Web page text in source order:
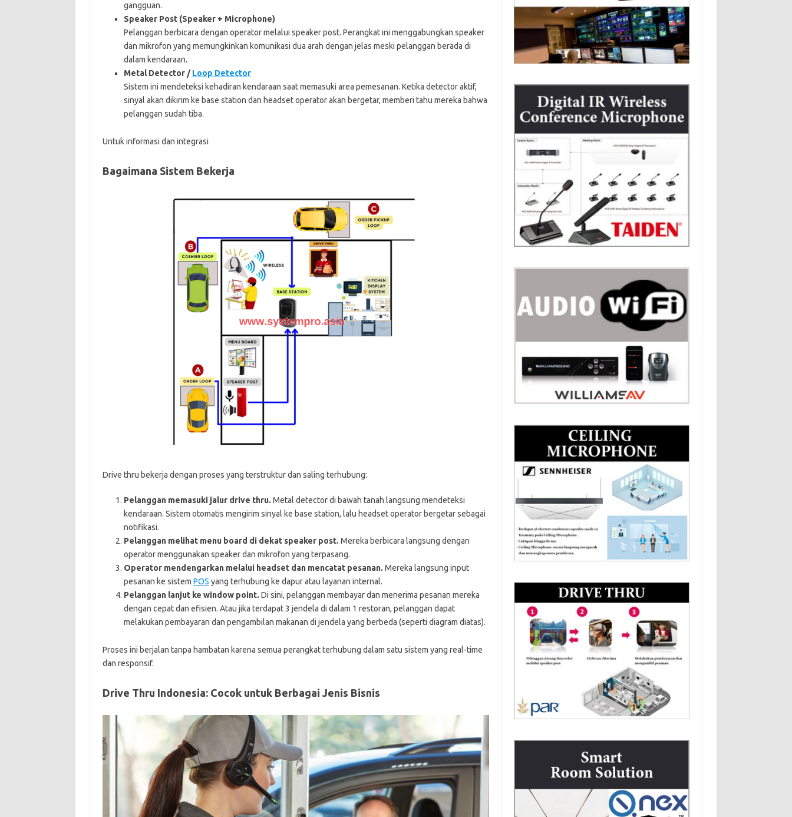
gangguan.
Speaker Post (Speaker + Microphone)
Pelanggan berbicara dengan operator melalui speaker post. Perangkat ini menggabungkan speaker
dan mikrofon yang memungkinkan komunikasi dua arah dengan jelas meski pelanggan berada di
dalam kendaraan.
Metal Detector /Loop Detector
Sistem ini mendeteksi kehadiran kendaraan saat memasuki area pemesanan. Ketika detector aktif,
sinyal akan dikirim ke base station dan headset operator akan bergetar, memberi tahu mereka bahwa
pelanggan sudah tiba.
Untuk informasi dan integrasi
Bagaimana Sistem Bekerja
Drive thru bekerja dengan proses yang terstruktur dan saling terhubung:
Pelanggan memasuki jalur drive thru. Metal detector di bawah tanah langsung mendeteksi
kendaraan. Sistem otomatis mengirim sinyal ke base station, lalu headset operator bergetar sebagai
notifikasi.
Pelanggan melihat menu board di dekat speaker post. Mereka berbicara langsung dengan
operator menggunakan speaker dan mikrofon yang terpasang.
Operator mendengarkan melalui headset dan mencatat pesanan. Mereka langsung input
pesanan ke sistem POS yang terhubung ke dapur atau layanan internal.
Pelanggan lanjut ke window point. Di sini, pelanggan membayar dan menerima pesanan mereka
dengan cepat dan efisien. Atau jika terdapat 3 jendela di dalam 1 restoran, pelanggan dapat
melakukan pembayaran dan pengambilan makanan di jendela yang berbeda (seperti diagram diatas).
Proses ini berjalan tanpa hambatan karena semua perangkat terhubung dalam satu sistem yang real-time
dan responsif.
Drive Thru Indonesia: Cocok untuk Berbagai Jenis Bisnis